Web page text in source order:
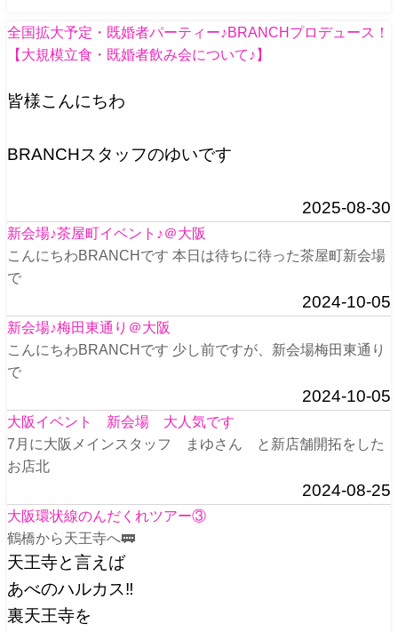
全国拡大予定・既婚者パーティー♪BRANCHプロデュース！
【大規模立食・既婚者飲み会について♪】
皆様こんにちわ
BRANCHスタッフのゆいです
2025-08-30
新会場♪茶屋町イベント♪＠大阪
こんにちわBRANCHです 本日は待ちに待った茶屋町新会場
で
2024-10-05
新会場♪梅田東通り＠大阪
こんにちわBRANCHです 少し前ですが、新会場梅田東通り
で
2024-10-05
大阪イベント 新会場 大人気です
7月に大阪メインスタッフ まゆさん と新店舗開拓をした
お店北
2024-08-25
大阪環状線のんだくれツアー③
鶴橋から天王寺へ🚃
天王寺と言えば
あべのハルカス‼️
裏天王寺を